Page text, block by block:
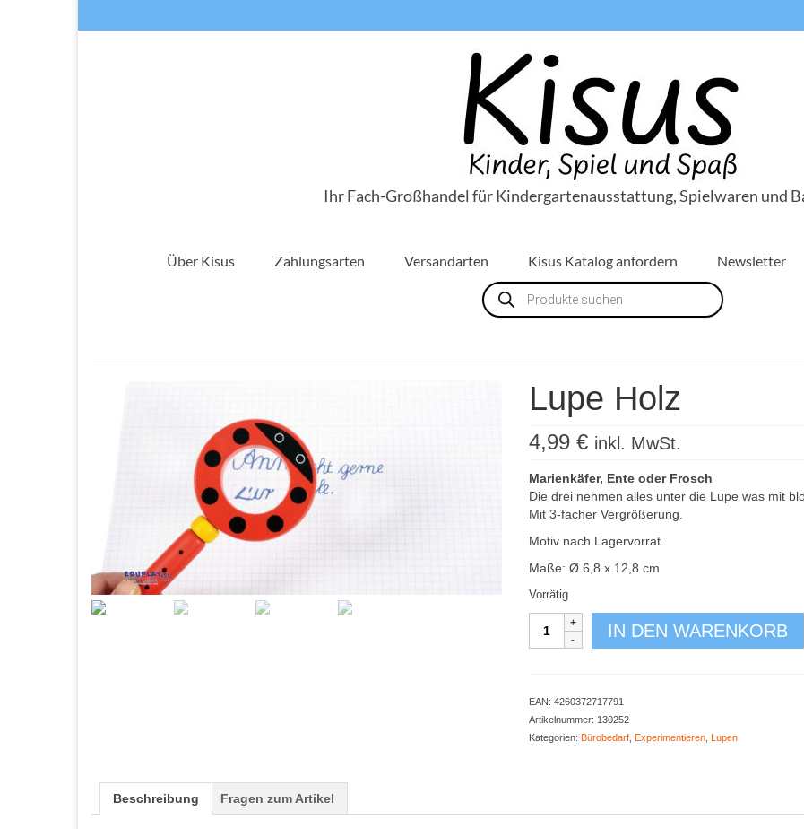
Ihr Fach-Großhandel für Kindergartenausstattung, Spielwaren und
Über Kisus Zahlungsarten Versandarten Kisus Katalog anfordern Newsletter
Products
search
Lupe Holz
4,99 € inkl. MwSt.
Marienkäfer, Ente oder Frosch
Die drei nehmen alles unter die Lupe was mit
Mit 3-facher Vergrößerung.
Motiv nach Lagervorrat.
Maße: Ø 6,8 x 12,8 cm
Vorrätig
Holz
IN DEN WARENKORB
EAN: 4260372717791
Artikelnummer: 130252
Kategorien: Bürobedarf, Experimentieren, Lupen
Beschreibung Fragen zum Artikel